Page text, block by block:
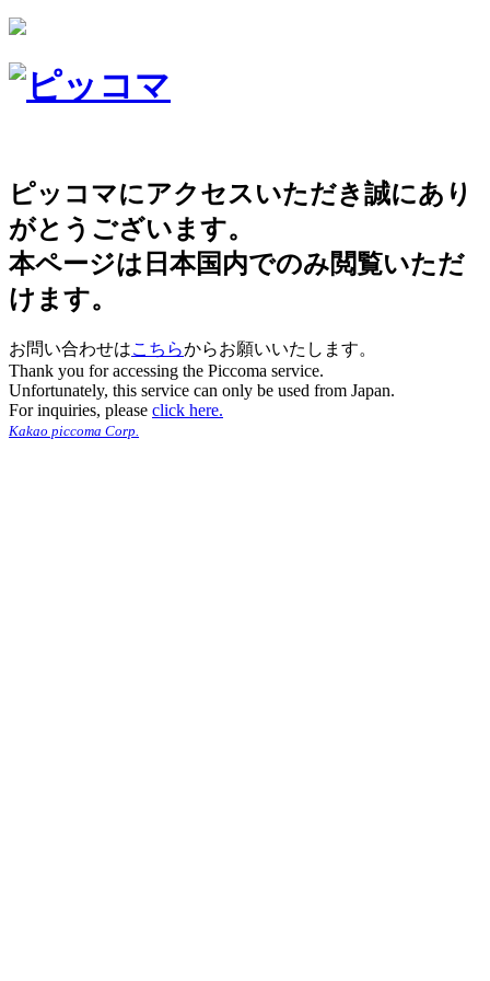
ピッコマにアクセスいただき誠にあり
がとうございます。
本ページは日本国内でのみ閲覧いただ
けます。
お問い合わせはこちらからお願いいたします。
Thank you for accessing the Piccoma service.
Unfortunately, this service can only be used from Japan.
For inquiries, please click here.
Kakao piccoma Corp.